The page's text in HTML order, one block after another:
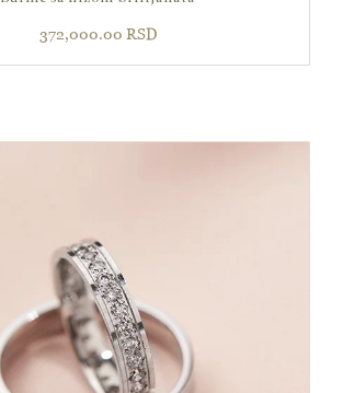
372,000.00 RSD